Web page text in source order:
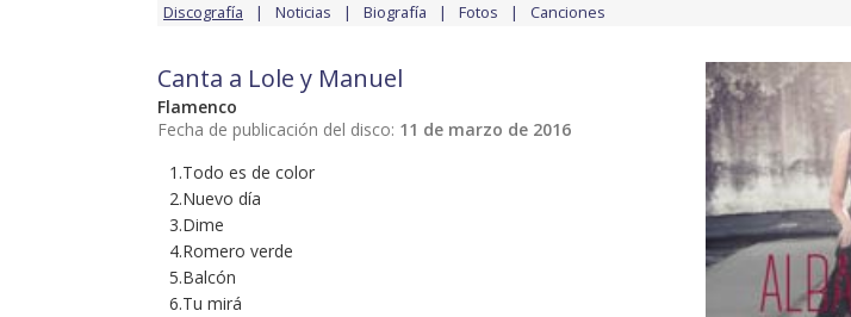
Discografía Noticias Biografía Fotos Canciones
Canta a Lole y Manuel
Flamenco
Fecha de publicación del disco: 11 de marzo de 2016
1.Todo es de color
2.Nuevo día
3.Dime
4.Romero verde
5.Balcón
6.Tu mirá